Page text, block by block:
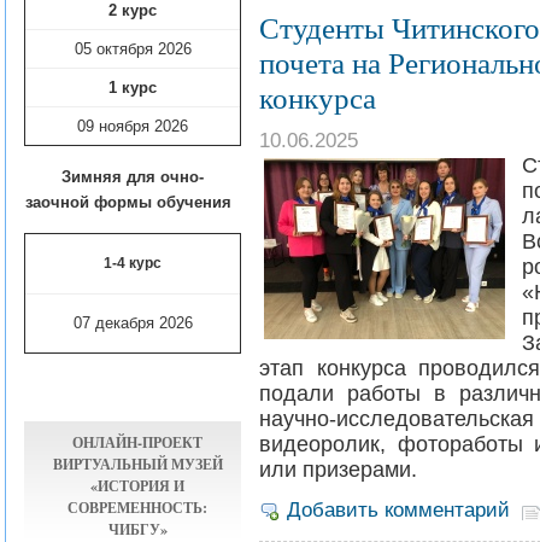
2 курс
05 октября 2026
1 курс
09 ноября 2026
Зимняя для очно-
заочной формы обучения
1-4 курс
07 декабря 2026
ОНЛАЙН-ПРОЕКТ
ВИРТУАЛЬНЫЙ МУЗЕЙ
«ИСТОРИЯ И
СОВРЕМЕННОСТЬ:
ЧИБГУ»
Студенты
почета на
конкурса
10.06.2025
этап конкурса
подали работы в
научно-
видеоролик, фотоработы
или призерами.
Добавить комментарий